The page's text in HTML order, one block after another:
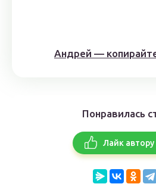
Андрей —
Понравилась
Лайк автору